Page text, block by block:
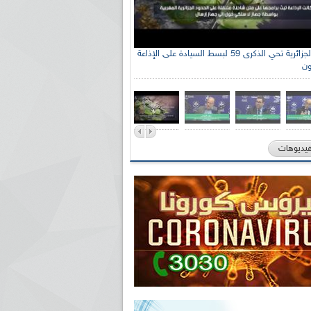
الإذاعة الجزائرية تحي الذكرى 59 لبسط السيادة على الإذاعة